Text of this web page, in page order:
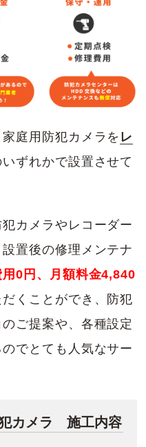
庭用防犯カメラを レ
いずれかで設置させて
カメラやレコーダー
置後の修理メンテナ
用0円、月額料金4,840
くことができ、防犯
ご提案や、各種設定
でとても人気なサー
カメラ 施工内容